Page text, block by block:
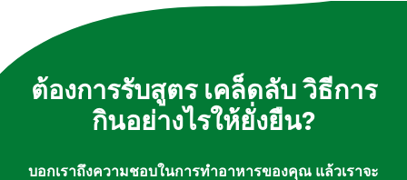
ต้องการรับสูตร เคล็ดลับ วิธีการ
กินอย่างไรให้ยั่งยืน?
บอกเราถึงความชอบในการทำอาหารของคุณ แล้วเราจะ